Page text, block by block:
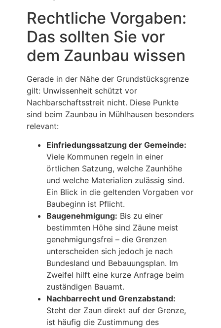
Rechtliche Vorgaben:
Das sollten Sie vor
dem Zaunbau wissen
Gerade in der Nähe der Grundstücksgrenze
gilt: Unwissenheit schützt vor
Nachbarschaftsstreit nicht. Diese Punkte
sind beim Zaunbau in Mühlhausen besonders
relevant:
Einfriedungssatzung der Gemeinde:
Viele Kommunen regeln in einer
örtlichen Satzung, welche Zaunhöhe
und welche Materialien zulässig sind.
Ein Blick in die geltenden Vorgaben vor
Baubeginn ist Pflicht.
Baugenehmigung: Bis zu einer
bestimmten Höhe sind Zäune meist
genehmigungsfrei – die Grenzen
unterscheiden sich jedoch je nach
Bundesland und Bebauungsplan. Im
Zweifel hilft eine kurze Anfrage beim
zuständigen Bauamt.
Nachbarrecht und Grenzabstand:
Steht der Zaun direkt auf der Grenze,
ist häufig die Zustimmung des